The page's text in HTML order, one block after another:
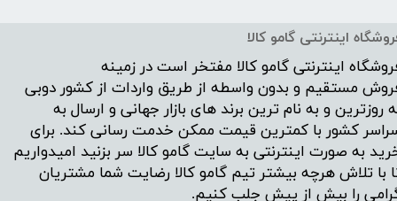
اینترنتی گامو کالا
اینترنتی گامو کالا مفتخر است در زمینه
مستقیم و بدون واسطه از طریق واردات از کشور دوبی
روزترین و به نام ترین برند های بازار جهانی و ارسال به
کشور با کمترین قیمت ممکن خدمت رسانی کند. برای
به صورت اینترنتی به سایت گامو کالا سر بزنید امیدواریم
با تلاش هرچه بیشتر تیم گامو کالا رضایت شما مشتریان
را بیش از پیش جلب کنیم.